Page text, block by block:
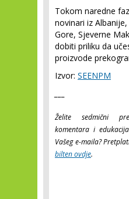
Tokom naredne
novinari iz
Gore, Sjeverne
dobiti priliku da
proizvode
Izvor: SEENPM
Želite sedmični
komentara i
Vašeg e-maila?
bilten ovdje.